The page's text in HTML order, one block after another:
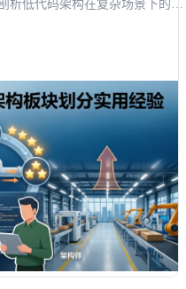
析低代码架构在复杂场景下的板
数据，文章系统梳理了从能力评
效降低35%**的后期维护成本，
的坚实底座。